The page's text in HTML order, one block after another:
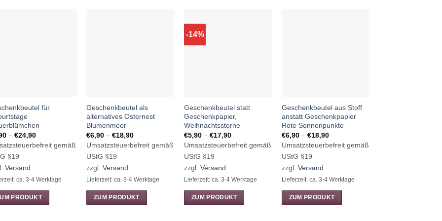
für
–€24,90Preisspanne:
€6,90
bis
gemäß
§19
Versand
ca. 3-4 Werktage
PRODUKT
Geschenkbeutel als
alternatives Osternest
Blumenmeer
€6,90 –€18,90Preisspanne:
€6,90
bis
Umsatzsteuerbefreit gemäß
UStG §19
zzgl.Versand
Lieferzeit: ca. 3-4 Werktage
ZUM PRODUKT
-14%
Geschenkbeutel statt
Geschenkpapier,
Weihnachtssterne
€5,90 –€17,90Preisspanne:
€5,90
bis
Umsatzsteuerbefreit gemäß
UStG §19
zzgl.Versand
Lieferzeit: ca. 3-4 Werktage
ZUM PRODUKT
Geschenkbeutel aus Stoff
anstatt Geschenkpapier
Rote Sonnenpunkte
€6,90 – €18,90Preisspanne:
€6,90
bis
Umsatzsteuerbefreit gemäß
UStG §19
zzgl. Versand
Lieferzeit: ca. 3-4 Werktage
ZUM PRODUKT